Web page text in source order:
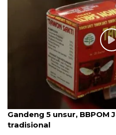
Gandeng 5 unsur, BBPOM
tradisional